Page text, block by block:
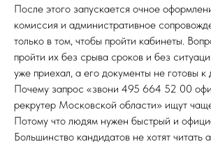
После этого запускается очное
комиссия и административное
только в том, чтобы пройти кабинеты.
пройти их без срыва сроков и без
уже приехал, а его документы не готовы
Почему запрос «звони 495 664 52 00
рекрутер Московской области» ищут
Потому что людям нужен быстрый и
Большинство кандидатов не хотят читать